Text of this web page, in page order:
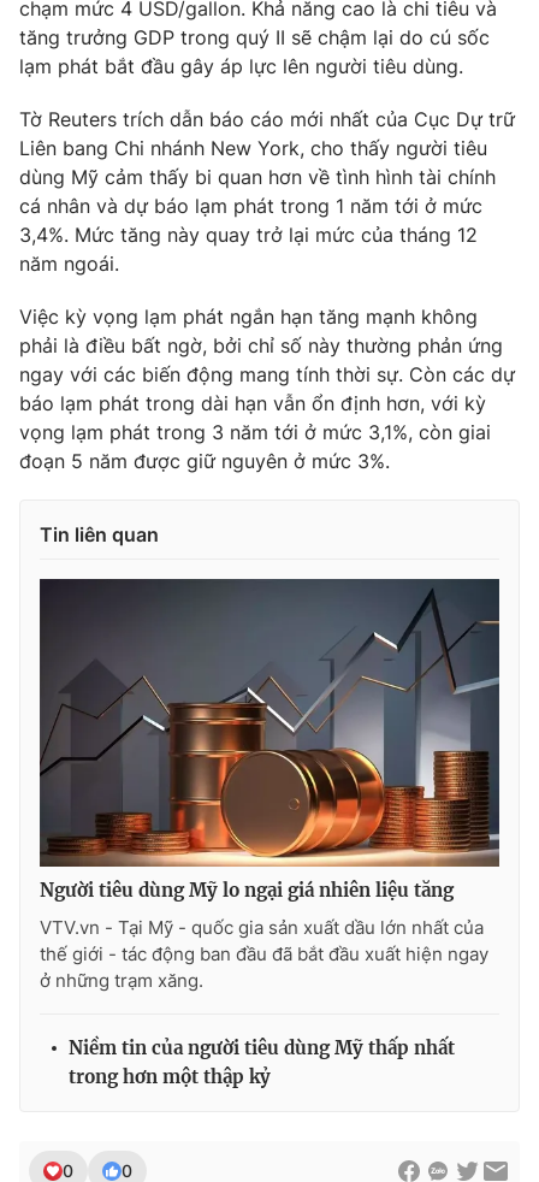
Ðiện thoại Thời báo VTV:024.66 897 897
Email:toasoan@vtv.vn
Liên hệ quảng cáo: 024-7300.7108
® Cấm sao chép dưới mọi hình thức nếu không có sự chấp
thuận bằng văn bản. Ghi rõ nguồn VTV.vn khi phát hành lại
thông tin từ website này.
chạm mức 4 USD/gallon. Khả năng cao là chi tiêu và
tăng trưởng GDP trong quý II sẽ chậm lại do cú sốc
lạm phát bắt đầu gây áp lực lên người tiêu dùng.
Tờ Reuters trích dẫn báo cáo mới nhất của Cục Dự trữ
Liên bang Chi nhánh New York, cho thấy người tiêu
dùng Mỹ cảm thấy bi quan hơn về tình hình tài chính
cá nhân và dự báo lạm phát trong 1 năm tới ở mức
3,4%. Mức tăng này quay trở lại mức của tháng 12
năm ngoái.
Việc kỳ vọng lạm phát ngắn hạn tăng mạnh không
phải là điều bất ngờ, bởi chỉ số này thường phản ứng
ngay với các biến động mang tính thời sự. Còn các dự
báo lạm phát trong dài hạn vẫn ổn định hơn, với kỳ
vọng lạm phát trong 3 năm tới ở mức 3,1%, còn giai
đoạn 5 năm được giữ nguyên ở mức 3%.
Tin liên quan
Người tiêu dùng Mỹ lo ngại giá nhiên liệu tăng
VTV.vn - Tại Mỹ - quốc gia sản xuất dầu lớn nhất của
thế giới - tác động ban đầu đã bắt đầu xuất hiện ngay
ở những trạm xăng.
Niềm tin của người tiêu dùng Mỹ thấp nhất
trong hơn một thập kỷ
0 0